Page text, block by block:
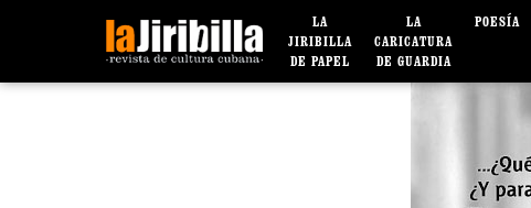
LA
JIRIBILLA
DE PAPEL
LA
CARICATURA
DE GUARDIA
POESÍA